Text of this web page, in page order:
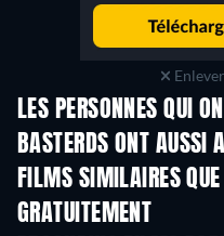
LES PERSONNES QUI
BASTERDS ONT AUSSI
FILMS SIMILAIRES QUE
GRATUITEMENT